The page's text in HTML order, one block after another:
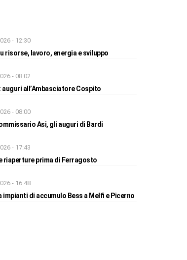
- 12:30
risorse, lavoro, energia e sviluppo
- 08:02
auguri all’Ambasciatore Cospito
- 08:00
Asi, gli auguri di Bardi
- 17:43
riaperture prima di Ferragosto
- 16:48
impianti di accumulo Bess a Melfi e Picerno